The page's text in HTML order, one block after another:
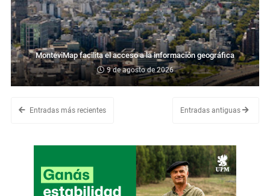
MonteviMap facilita el acceso a la información geográfica
9 de agosto de 2026
Entradas más recientes Entradas antiguas